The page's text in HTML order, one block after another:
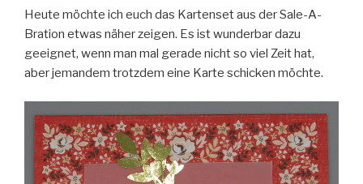
Heute möchte ich euch das Kartenset aus der Sale-A-
Bration etwas näher zeigen. Es ist wunderbar dazu
geeignet, wenn man mal gerade nicht so viel Zeit hat,
aber jemandem trotzdem eine Karte schicken möchte.